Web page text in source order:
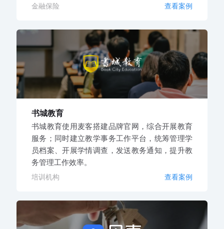
金融保险 查看案例
书城教育
书城教育使用麦客搭建品牌官网，综合开展教育
服务；同时建立教学事务工作平台，统筹管理学
员档案、开展学情调查，发送教务通知，提升教
务管理工作效率。
培训机构 查看案例